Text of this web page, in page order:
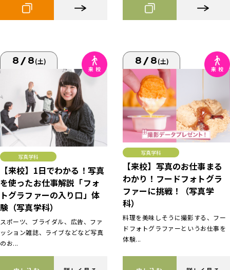
8/8(土)
写真学科
【来校】1日でわかる！写真
を使ったお仕事解説「フォ
トグラファーの入り口」体
験（写真学科）
スポーツ、ブライダル、広告、ファ
ッション雑誌、ライブなどなど写真
のお...
8/8(土)
写真学科
【来校】写真のお仕事まる
わかり！フードフォトグラ
ファーに挑戦！（写真学
科）
料理を美味しそうに撮影する、フー
ドフォトグラファーというお仕事を
体験...